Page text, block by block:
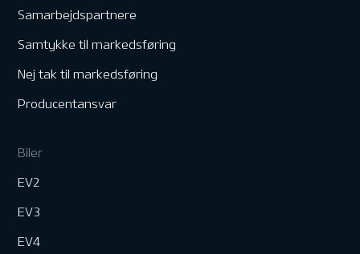
Samarbejdspartnere
Samtykke til markedsføring
Nej tak til markedsføring
Producentansvar
Biler
EV2
EV3
EV4